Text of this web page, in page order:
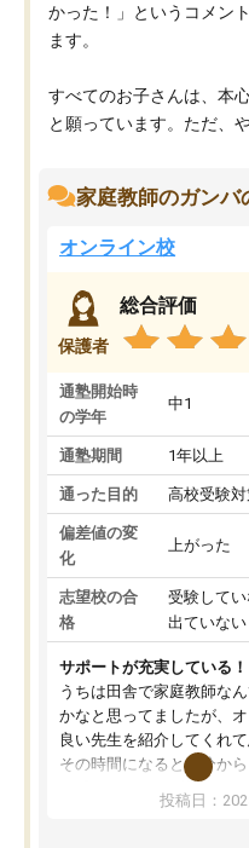
かった！」というコメン
ます。
すべてのお子さんは、本
と願っています。ただ、や
家庭教師のガンバ
オンライン校
保護者
総合評価
通塾開始時
の学年
中1
通塾期間 1年以上
通った目的 高校受験
偏差値の変
化
上がった
志望校の合
格
受験して
出ていない
サポートが充実している！
うちは田舎で家庭教師な
かなと思ってましたが、
良い先生を紹介してくれ
その時間になると自分か
を開いてzoomを繋げるよ
た！5科目なんでもOKな
投稿日：